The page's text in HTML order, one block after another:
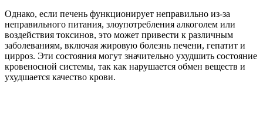
Однако, если печень функционирует неправильно из-за
неправильного питания, злоупотребления алкоголем или
воздействия токсинов, это может привести к различным
заболеваниям, включая жировую болезнь печени, гепатит и
цирроз. Эти состояния могут значительно ухудшить состояние
кровеносной системы, так как нарушается обмен веществ и
ухудшается качество крови.